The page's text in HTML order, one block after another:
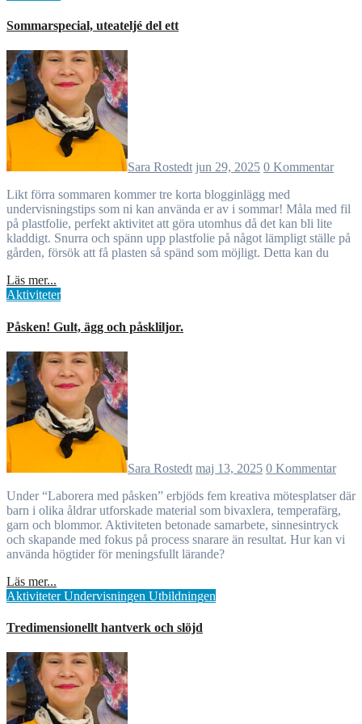
Sommarspecial, uteateljé del ett
Sara Rostedt jun 29, 2025 0 Kommentar
Likt förra sommaren kommer tre korta blogginlägg med
undervisningstips som ni kan använda er av i sommar! Måla med fil
på plastfolie, perfekt aktivitet att göra utomhus då det kan bli lite
kladdigt. Snurra och spänn upp plastfolie på något lämpligt ställe på
gården, försök att få plasten så spänd som möjligt. Detta kan du
Läs mer...
Aktiviteter
Påsken! Gult, ägg och påskliljor.
Sara Rostedt maj 13, 2025 0 Kommentar
Under “Laborera med påsken” erbjöds fem kreativa mötesplatser där
barn i olika åldrar utforskade material som bivaxlera, temperafärg,
garn och blommor. Aktiviteten betonade samarbete, sinnesintryck
och skapande med fokus på process snarare än resultat. Hur kan vi
använda högtider för meningsfullt lärande?
Läs mer...
AktiviteterUndervisningen Utbildningen
Tredimensionellt hantverk och slöjd